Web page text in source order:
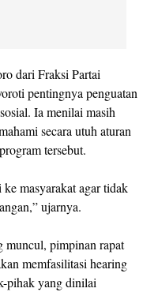
dari Fraksi Partai
pentingnya penguatan
Ia menilai masih
secara utuh aturan
tersebut.
ke masyarakat agar tidak
ujarnya.
muncul, pimpinan rapat
memfasilitasi hearing
pihak yang dinilai